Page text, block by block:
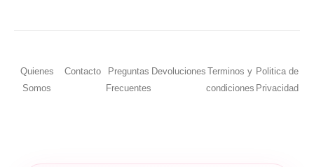
Quienes
Somos
Contacto
Preguntas
Frecuentes
Devoluciones Terminos y
condiciones
Politica de
Privacidad